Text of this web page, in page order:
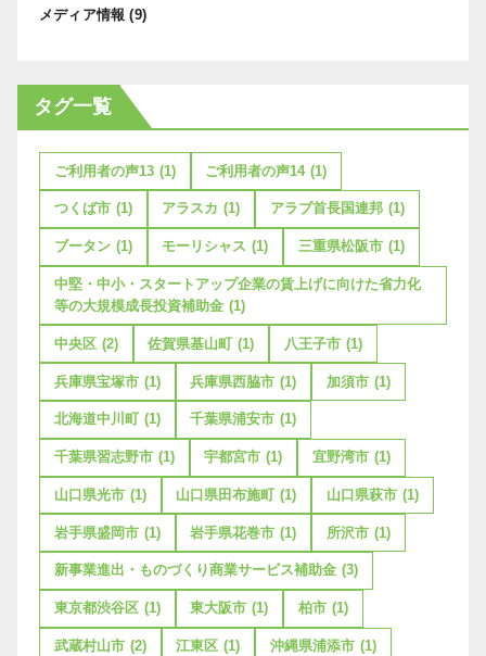
メディア情報 (9)
タグ一覧
ご利用者の声13 (1) ご利用者の声14 (1)
つくば市 (1) アラスカ (1) アラブ首長国連邦 (1)
ブータン (1) モーリシャス (1) 三重県松阪市 (1)
中堅・中小・スタートアップ企業の賃上げに向けた省力化
等の大規模成長投資補助金 (1)
中央区 (2) 佐賀県基山町 (1) 八王子市 (1)
兵庫県宝塚市 (1) 兵庫県西脇市 (1) 加須市 (1)
北海道中川町 (1) 千葉県浦安市 (1)
千葉県習志野市 (1) 宇都宮市 (1) 宜野湾市 (1)
山口県光市 (1) 山口県田布施町 (1) 山口県萩市 (1)
岩手県盛岡市 (1) 岩手県花巻市 (1) 所沢市 (1)
新事業進出・ものづくり商業サービス補助金 (3)
東京都渋谷区 (1) 東大阪市 (1) 柏市 (1)
武蔵村山市 (2) 江東区 (1) 沖縄県浦添市 (1)